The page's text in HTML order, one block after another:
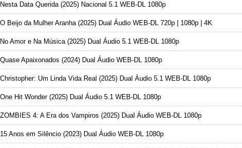
Nesta Data Querida (2025) Nacional 5.1 WEB-DL 1080p
O Beijo da Mulher Aranha (2025) Dual Áudio WEB-DL 720p | 1080p | 4K
No Amor e Na Música (2025) Dual Áudio 5.1 WEB-DL 1080p
Quase Apaixonados (2024) Dual Áudio WEB-DL 1080p
Christopher: Um Linda Vida Real (2025) Dual Áudio 5.1 WEB-DL 1080p
One Hit Wonder (2025) Dual Áudio 5.1 WEB-DL 1080p
ZOMBIES 4: A Era dos Vampiros (2025) Dual Áudio WEB-DL 1080p
15 Anos em Silêncio (2023) Dual Áudio WEB-DL 1080p